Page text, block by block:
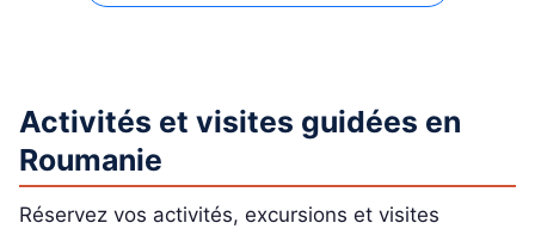
Activités et visites guidées en
Roumanie
Réservez vos activités, excursions et visites